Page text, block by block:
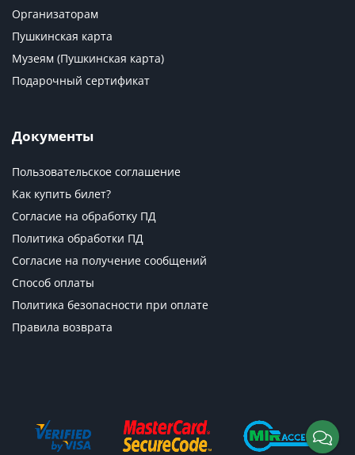
Организаторам
Пушкинская карта
Музеям (Пушкинская карта)
Подарочный сертификат
Документы
Пользовательское соглашение
Как купить билет?
Согласие на обработку ПД
Политика обработки ПД
Согласие на получение сообщений
Способ оплаты
Политика безопасности при оплате
Правила возврата